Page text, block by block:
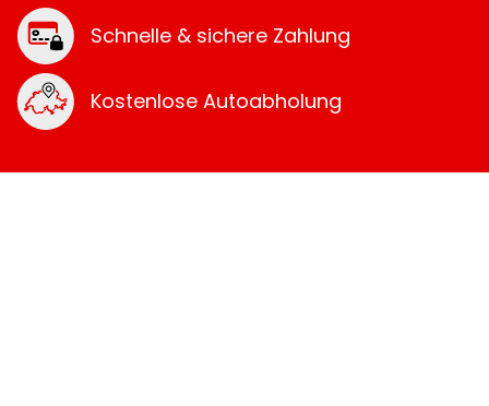
Schnelle & sichere Zahlung
Kostenlose Autoabholung